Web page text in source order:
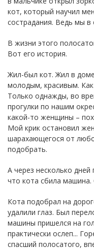
кот, который научил
сострадания. Ведь мы в
В жизни этого
Вот его история.
Жил-был кот. Жил в
молодым, красивым. Как
Только однажды, во
прогулки по нашим
какой-то женщины –
Мой крик остановил
шарахающегося от
подобрать.
А через несколько
что кота сбила
Кота подобрал на
удалили глаз. Был
машины пришелся на
практически ослеп...
спасший полосатого,